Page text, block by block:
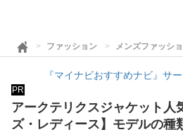
ファッション メンズファッシ
『マイナビおすすめナビ』サ
PR
アークテリクスジャケット人
ズ・レディース】モデルの種